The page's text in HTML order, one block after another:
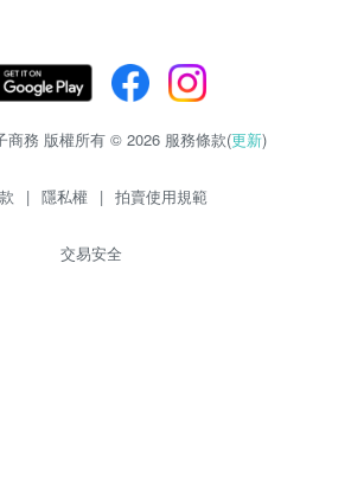
商務 版權所有 © 2026 服務條款(更新)
| 隱私權 | 拍賣使用規範
交易安全